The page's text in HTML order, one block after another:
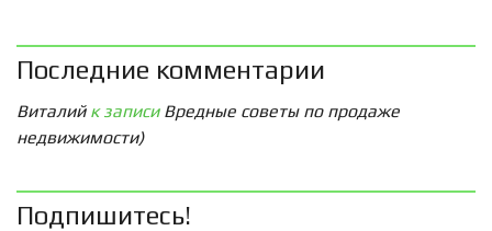
Последние комментарии
Виталийк записи Вредные советы по продаже
недвижимости)
Подпишитесь!